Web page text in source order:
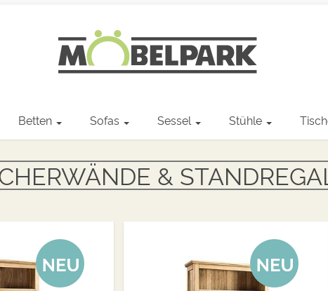
Betten Sofas Sessel Stühle
&